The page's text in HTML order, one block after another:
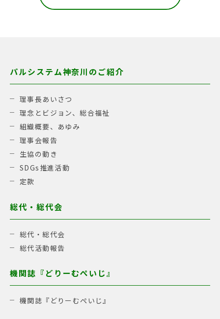
パルシステム神奈川のご紹介
理事長あいさつ
理念とビジョン、総合福祉
組織概要、あゆみ
理事会報告
生協の動き
SDGs推進活動
定款
総代・総代会
総代・総代会
総代活動報告
機関誌『どりーむぺいじ』
機関誌『どりーむぺいじ』